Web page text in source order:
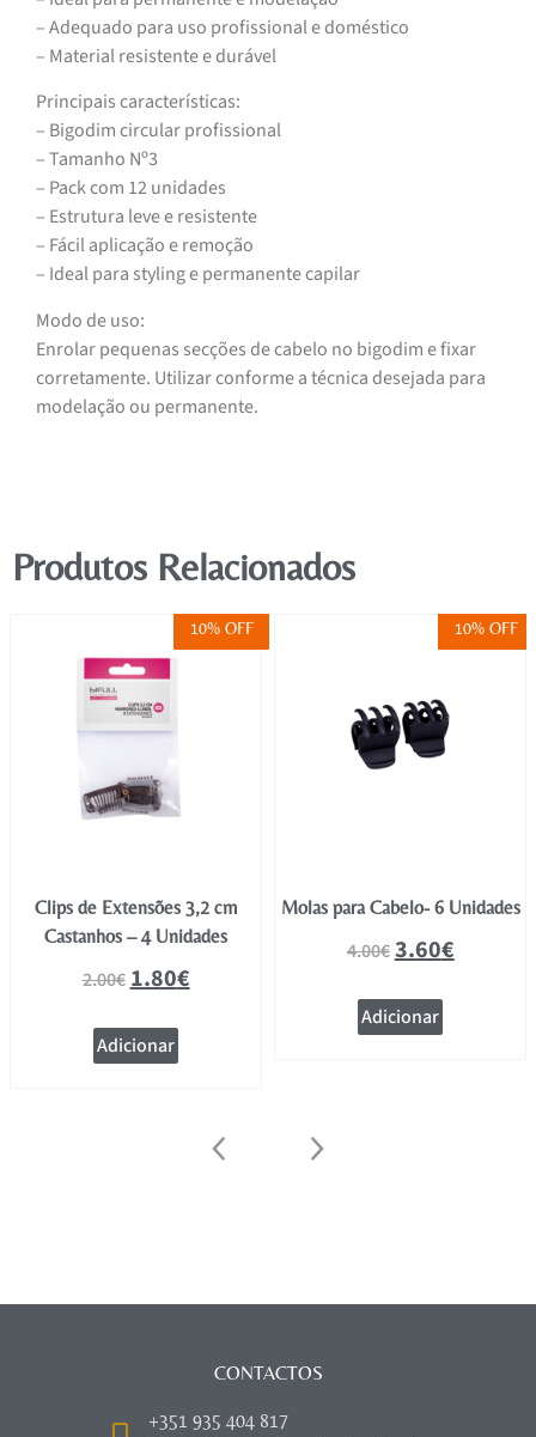
– Adequado para uso profissional e doméstico
– Material resistente e durável
Principais características:
– Bigodim circular profissional
– Tamanho Nº3
– Pack com 12 unidades
– Estrutura leve e resistente
– Fácil aplicação e remoção
– Ideal para styling e permanente capilar
Modo de uso:
Enrolar pequenas secções de cabelo no bigodim e fixar
corretamente. Utilizar conforme a técnica desejada para
modelação ou permanente.
Produtos Relacionados
10% OFF
Clips de Extensões 3,2 cm
Castanhos – 4 Unidades
2.00€1.80€
Adicionar
10% OFF
Molas para Cabelo- 6 Unidades
4.00€3.60€
Adicionar
CONTACTOS
+351 935 404 817